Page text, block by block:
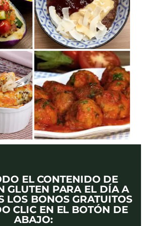
EL CONTENIDO DE
GLUTEN PARA EL DÍA A
LOS BONOS GRATUITOS
CLIC EN EL BOTÓN DE
ABAJO: